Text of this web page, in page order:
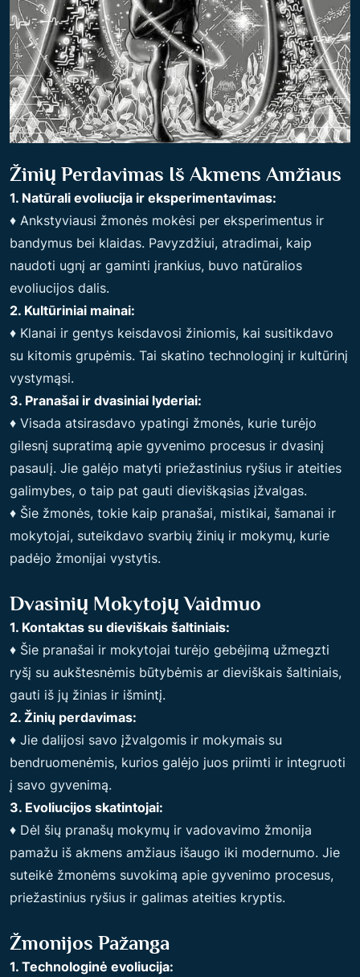
Žinių Perdavimas Iš Akmens Amžiaus
1. Natūrali evoliucija ir eksperimentavimas:
♦ Ankstyviausi žmonės mokėsi per eksperimentus ir
bandymus bei klaidas. Pavyzdžiui, atradimai, kaip
naudoti ugnį ar gaminti įrankius, buvo natūralios
evoliucijos dalis.
2. Kultūriniai mainai:
♦ Klanai ir gentys keisdavosi žiniomis, kai susitikdavo
su kitomis grupėmis. Tai skatino technologinį ir kultūrinį
vystymąsi.
3. Pranašai ir dvasiniai lyderiai:
♦ Visada atsirasdavo ypatingi žmonės, kurie turėjo
gilesnį supratimą apie gyvenimo procesus ir dvasinį
pasaulį. Jie galėjo matyti priežastinius ryšius ir ateities
galimybes, o taip pat gauti dieviškąsias įžvalgas.
♦ Šie žmonės, tokie kaip pranašai, mistikai, šamanai ir
mokytojai, suteikdavo svarbių žinių ir mokymų, kurie
padėjo žmonijai vystytis.
Dvasinių Mokytojų Vaidmuo
1. Kontaktas su dieviškais šaltiniais:
♦ Šie pranašai ir mokytojai turėjo gebėjimą užmegzti
ryšį su aukštesnėmis būtybėmis ar dieviškais šaltiniais,
gauti iš jų žinias ir išmintį.
2. Žinių perdavimas:
♦ Jie dalijosi savo įžvalgomis ir mokymais su
bendruomenėmis, kurios galėjo juos priimti ir integruoti
į savo gyvenimą.
3. Evoliucijos skatintojai:
♦ Dėl šių pranašų mokymų ir vadovavimo žmonija
pamažu iš akmens amžiaus išaugo iki modernumo. Jie
suteikė žmonėms suvokimą apie gyvenimo procesus,
priežastinius ryšius ir galimas ateities kryptis.
Žmonijos Pažanga
1. Technologinė evoliucija: